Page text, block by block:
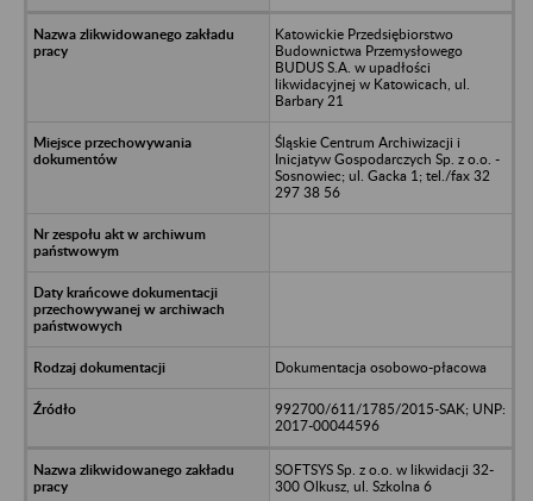
Katowickie Przedsiębiorstwo
Budownictwa Przemysłowego
BUDUS S.A. w upadłości
likwidacyjnej w Katowicach, ul.
Barbary 21
Śląskie Centrum Archiwizacji i
Inicjatyw Gospodarczych Sp. z o.o. -
Sosnowiec; ul. Gacka 1; tel./fax 32
297 38 56
Dokumentacja osobowo-płacowa
992700/611/1785/2015-SAK; UNP:
2017-00044596
SOFTSYS Sp. z o.o. w likwidacji 32-
300 Olkusz, ul. Szkolna 6